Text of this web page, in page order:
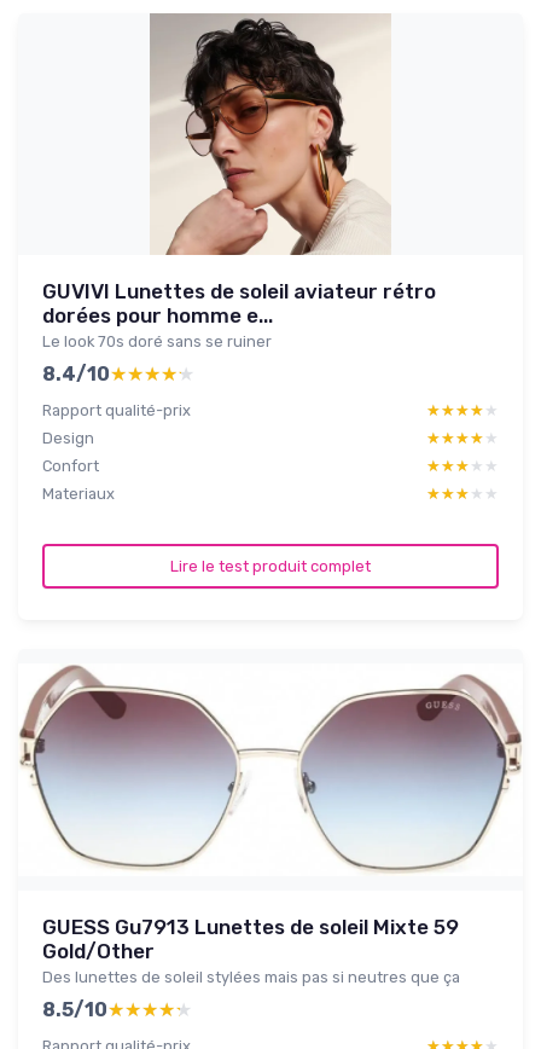
GUVIVI Lunettes de soleil aviateur rétro
dorées pour homme e...
Le look 70s doré sans se ruiner
8.4/10★★★★★
★★★★★
Rapport qualité-prix ★★★★★
★★★★★
Design
★★★★★
★★★★★
Confort
★★★★★
★★★★★
Materiaux
★★★★★
★★★★★
Lire le test produit complet
GUESS Gu7913 Lunettes de soleil Mixte 59
Gold/Other
Des lunettes de soleil stylées mais pas si neutres que ça
8.5/10★★★★★
★★★★★